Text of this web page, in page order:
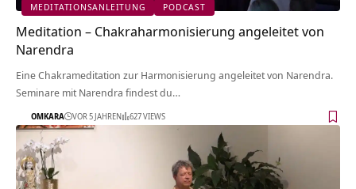
MEDITATIONSANLEITUNG PODCAST
Meditation – Chakraharmonisierung angeleitet von
Narendra
Eine Chakrameditation zur Harmonisierung angeleitet von Narendra.
Seminare mit Narendra findest du…
OMKARA VOR 5 JAHREN 627 VIEWS